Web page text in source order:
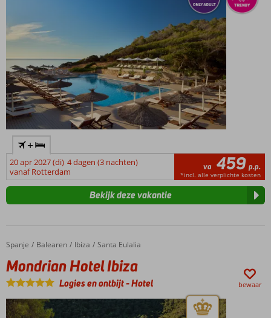
+
20 apr 2027 (di) 4 dagen (3 nachten)
vanaf Rotterdam
va 459 p.p.
*incl. alle verplichte kosten
Bekijk deze vakantie
Home
Spanje Balearen Ibiza Santa Eulalia
Mondrian Hotel Ibiza
Mondrian Hotel Ibiza
Logies en ontbijt-Hotel bewaar